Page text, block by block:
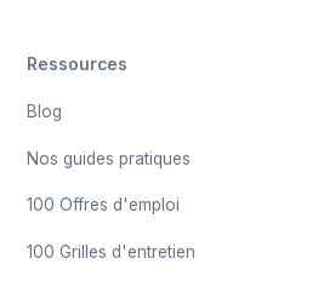
Ressources
Blog
Nos guides pratiques
100 Offres d'emploi
100 Grilles d'entretien